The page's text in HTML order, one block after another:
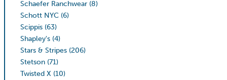
Schaefer Ranchwear (8)
Schott NYC (6)
Scippis (63)
Shapley's (4)
Stars & Stripes (206)
Stetson (71)
Twisted X (10)